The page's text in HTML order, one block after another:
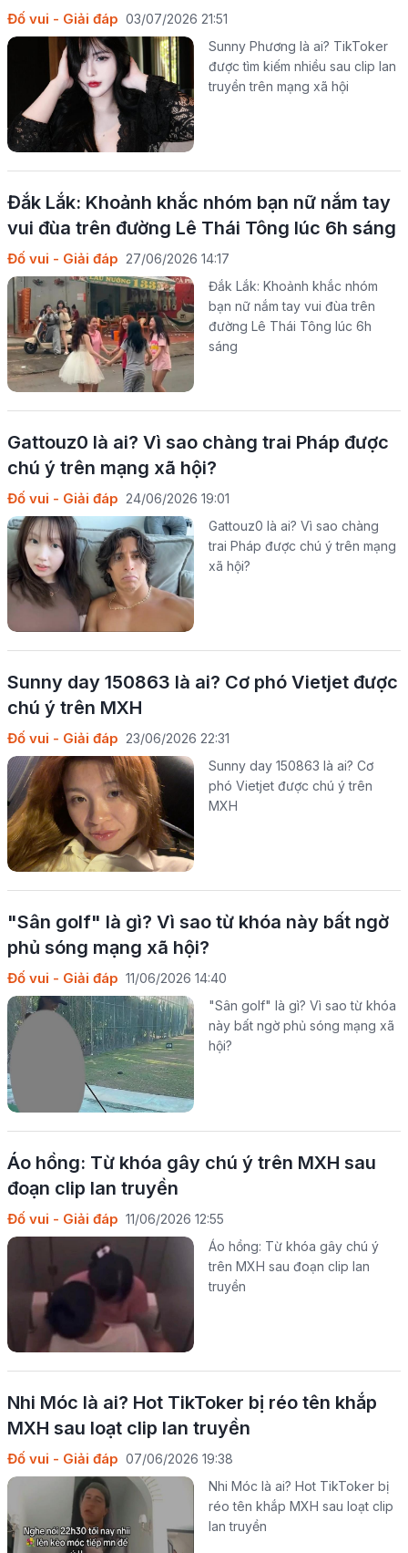
Đố vui - Giải đáp 03/07/2026 21:51
Sunny Phương là ai? TikToker
được tìm kiếm nhiều sau clip lan
truyền trên mạng xã hội
Đắk Lắk: Khoảnh khắc nhóm bạn nữ nắm tay
vui đùa trên đường Lê Thái Tông lúc 6h sáng
Đố vui - Giải đáp 27/06/2026 14:17
Đắk Lắk: Khoảnh khắc nhóm
bạn nữ nắm tay vui đùa trên
đường Lê Thái Tông lúc 6h
sáng
Gattouz0 là ai? Vì sao chàng trai Pháp được
chú ý trên mạng xã hội?
Đố vui - Giải đáp 24/06/2026 19:01
Gattouz0 là ai? Vì sao chàng
trai Pháp được chú ý trên mạng
xã hội?
Sunny day 150863 là ai? Cơ phó Vietjet được
chú ý trên MXH
Đố vui - Giải đáp 23/06/2026 22:31
Sunny day 150863 là ai? Cơ
phó Vietjet được chú ý trên
MXH
"Sân golf" là gì? Vì sao từ khóa này bất ngờ
phủ sóng mạng xã hội?
Đố vui - Giải đáp 11/06/2026 14:40
"Sân golf" là gì? Vì sao từ khóa
này bất ngờ phủ sóng mạng xã
hội?
Áo hồng: Từ khóa gây chú ý trên MXH sau
đoạn clip lan truyền
Đố vui - Giải đáp 11/06/2026 12:55
Áo hồng: Từ khóa gây chú ý
trên MXH sau đoạn clip lan
truyền
Nhi Móc là ai? Hot TikToker bị réo tên khắp
MXH sau loạt clip lan truyền
Đố vui - Giải đáp 07/06/2026 19:38
Nhi Móc là ai? Hot TikToker bị
réo tên khắp MXH sau loạt clip
lan truyền